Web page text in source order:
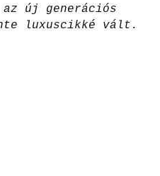
új generációs
luxuscikké vált.